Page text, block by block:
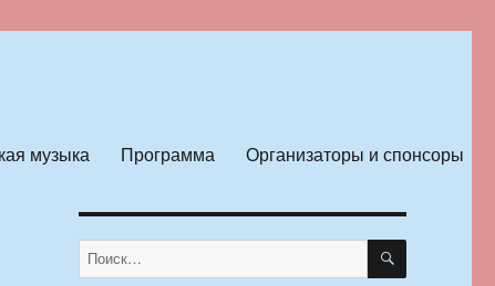
музыка Программа Организаторы и спонсоры
Искать: ПОИСК